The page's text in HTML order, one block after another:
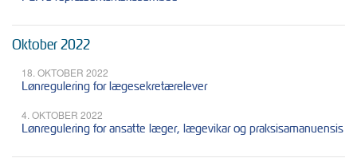
Oktober 2022
18. OKTOBER 2022
Lønregulering for lægesekretærelever
4. OKTOBER 2022
Lønregulering for ansatte læger, lægevikar og praksisamanuensis